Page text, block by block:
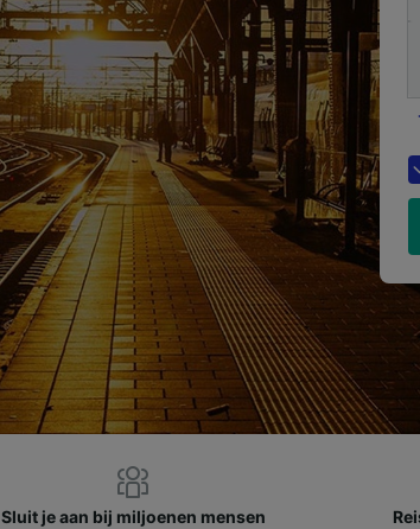
Sluit je aan bij miljoenen mensen